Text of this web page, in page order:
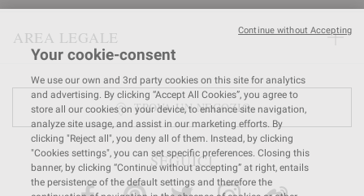
AREA LEGALE
TROVA UN NEGOZIO
SEGUICI
Your cookie-consent
We use our own and 3rd party cookies on this site for analytics
and advertising. By clicking “Accept All Cookies”, you agree to
store all our cookies on your device, to enhance site navigation,
analyze site usage, and assist in our marketing efforts. By
clicking "Reject all", you deny all of them. Instead, by clicking
"Cookies settings", you can set specific preferences. Closing this
banner, by clicking “Continue without accepting” at right, entails
the persistence of the default settings and therefore the
Continue without Accepting